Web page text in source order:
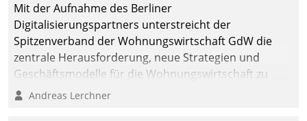
Mit der Aufnahme des Berliner
Digitalisierungspartners unterstreicht der
Spitzenverband der Wohnungswirtschaft GdW die
zentrale Herausforderung, neue Strategien und
Geschäftsmodelle für die Wohnungswirtschaft zu
entwickeln.
Andreas Lerchner